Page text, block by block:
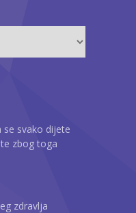
se svako dijete
zbog toga
zdravlja